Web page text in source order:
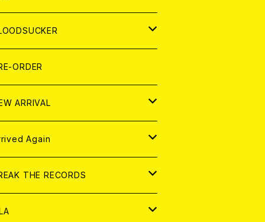
ZINE
集 (PHOTOBOOK)
ログ
レル
CONTENTS
ORDER
ARRIVAL
ログ
Again
ログ
THE RECORDS